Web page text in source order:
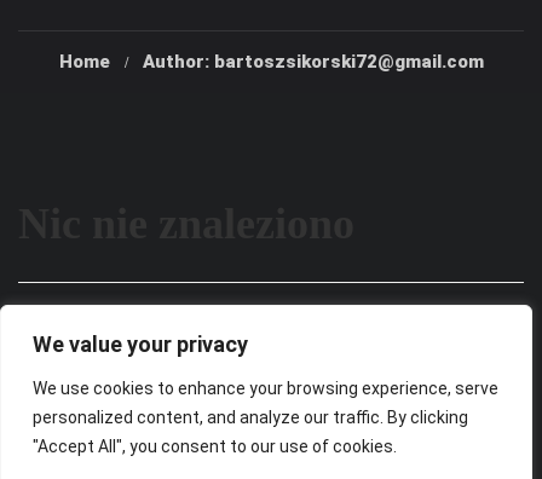
We value your privacy
We use cookies to enhance your browsing experience, serve
personalized content, and analyze our traffic. By clicking
"Accept All", you consent to our use of cookies.
Home Author: bartoszsikorski72@gmail.com
szukasz. Być może wyszukiwanie może pomóc.